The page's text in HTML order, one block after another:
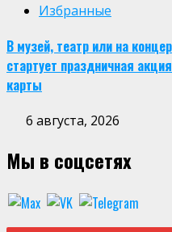
Избранные
В музей, театр или на
стартует праздничная
карты
6 августа, 2026
Мы в соцсетях